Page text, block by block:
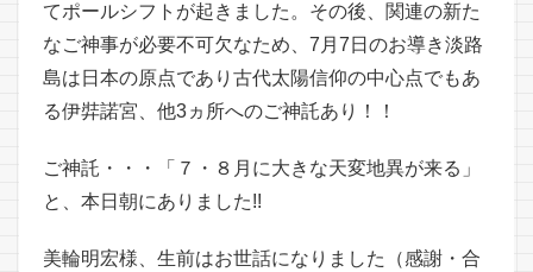
てポールシフトが起きました。その後、関連の新た
なご神事が必要不可欠なため、7月7日のお導き淡路
島は日本の原点であり古代太陽信仰の中心点でもあ
る伊弉諾宮、他3ヵ所へのご神託あり！！
ご神託・・・「７・８月に大きな天変地異が来る」
と、本日朝にありました!!
美輪明宏様、生前はお世話になりました（感謝・合